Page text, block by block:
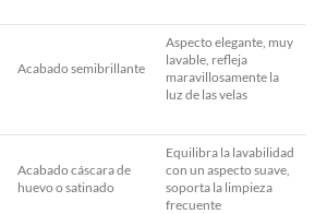
Acabado semibrillante
Aspecto elegante, muy
lavable, refleja
maravillosamente la
luz de las velas
Acabado cáscara de
huevo o satinado
Equilibra la lavabilidad
con un aspecto suave,
soporta la limpieza
frecuente